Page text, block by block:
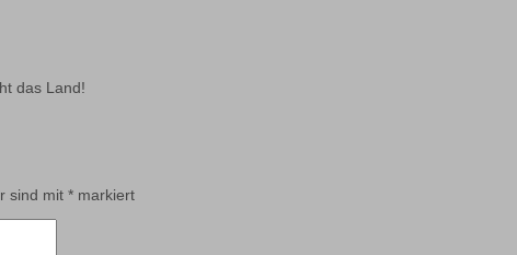
das Land!
sind mit * markiert